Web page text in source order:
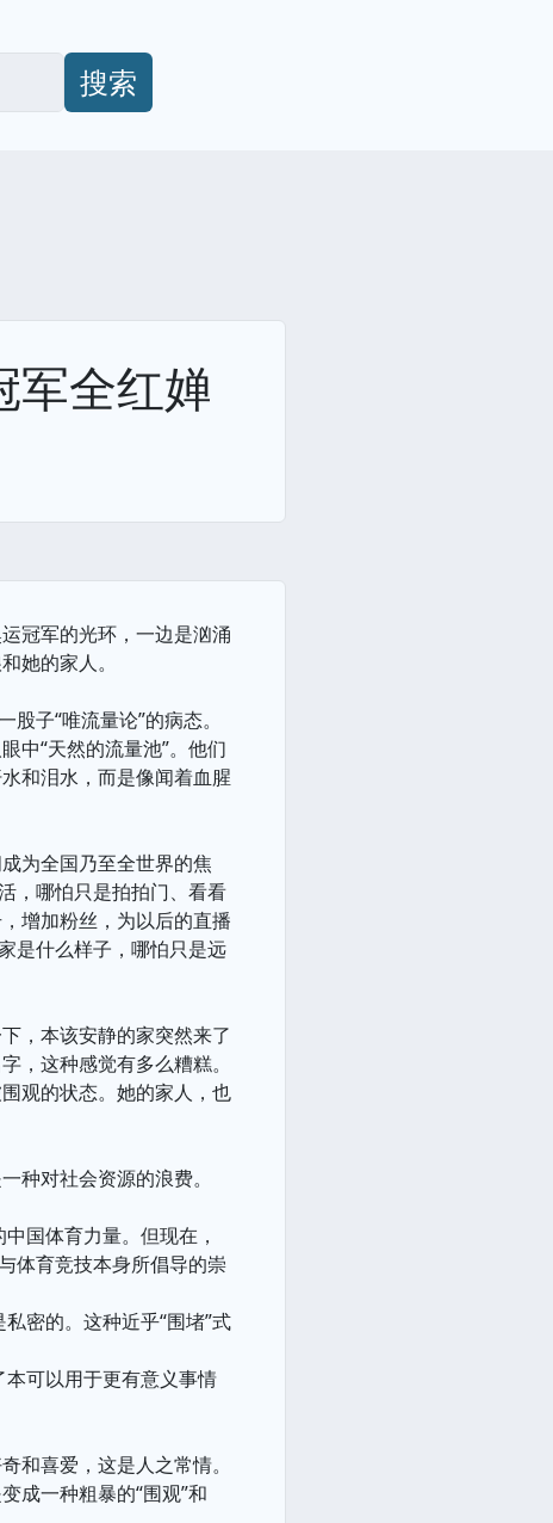
搜索
军全红婵
冠军的光环，一边是汹涌
她的家人。
子“唯流量论”的病态。
中“天然的流量池”。他们
和泪水，而是像闻着血腥
为全国乃至全世界的焦
，哪怕只是拍拍门、看看
增加粉丝，为以后的直播
是什么样子，哪怕只是远
，本该安静的家突然来了
，这种感觉有多么糟糕。
观的状态。她的家人，也
种对社会资源的浪费。
国体育力量。但现在，
体育竞技本身所倡导的崇
密的。这种近乎“围堵”式
可以用于更有意义事情
和喜爱，这是人之常情。
成一种粗暴的“围观”和